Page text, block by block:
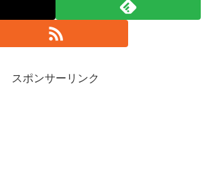
スポンサーリンク